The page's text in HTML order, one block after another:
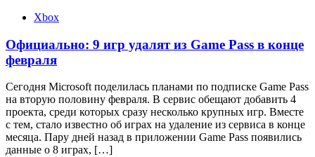
Xbox
Официально: 9 игр удалят из Game Pass в конце
февраля
Сегодня Microsoft поделилась планами по подписке Game Pass
на вторую половину февраля. В сервис обещают добавить 4
проекта, среди которых сразу несколько крупных игр. Вместе
с тем, стало известно об играх на удаление из сервиса в конце
месяца. Пару дней назад в приложении Game Pass появились
данные о 8 играх, […]